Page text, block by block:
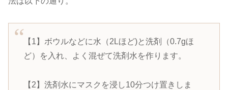
【1】ボウルなどに水（2Lほど)と洗剤（0.7gほ
ど）を入れ、よく混ぜて洗剤水を作ります。
【2】洗剤水にマスクを浸し10分つけ置きしま